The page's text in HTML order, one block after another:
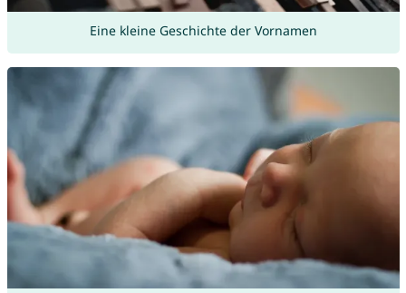
Eine kleine Geschichte der Vornamen